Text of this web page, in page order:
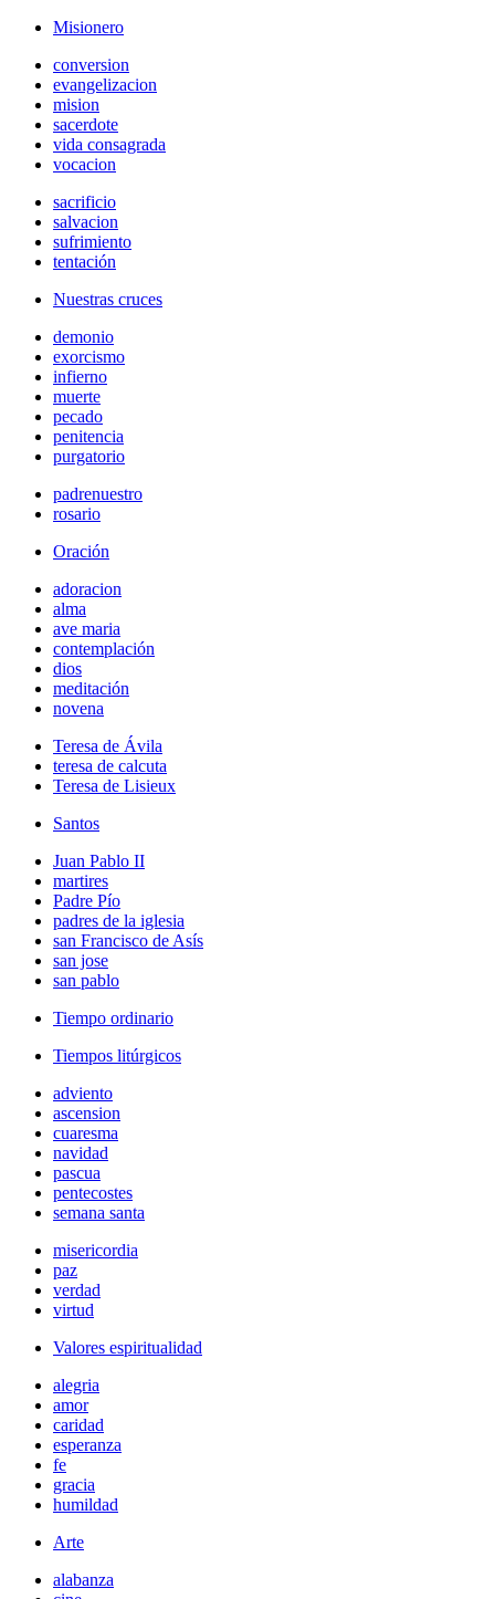
Misionero
conversion
evangelizacion
mision
sacerdote
vida consagrada
vocacion
sacrificio
salvacion
sufrimiento
tentación
Nuestras cruces
demonio
exorcismo
infierno
muerte
pecado
penitencia
purgatorio
padrenuestro
rosario
Oración
adoracion
alma
ave maria
contemplación
dios
meditación
novena
Teresa de Ávila
teresa de calcuta
Teresa de Lisieux
Santos
Juan Pablo II
martires
Padre Pío
padres de la iglesia
san Francisco de Asís
san jose
san pablo
Tiempo ordinario
Tiempos litúrgicos
adviento
ascension
cuaresma
navidad
pascua
pentecostes
semana santa
misericordia
paz
verdad
virtud
Valores espiritualidad
alegria
amor
caridad
esperanza
fe
gracia
humildad
Arte
alabanza